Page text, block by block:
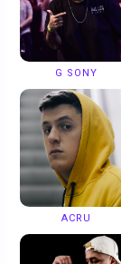
G SONY
ACRU